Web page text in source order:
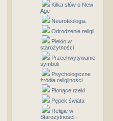
Kilka słów o New
Age
Neuroteologia
Odrodzenie religii
Piekło w
starożytności
Przechwytywanie
symboli
Psychologiczne
źródła religijności
Płonące rzeki
Pępek świata
Religie w
Starożytności -